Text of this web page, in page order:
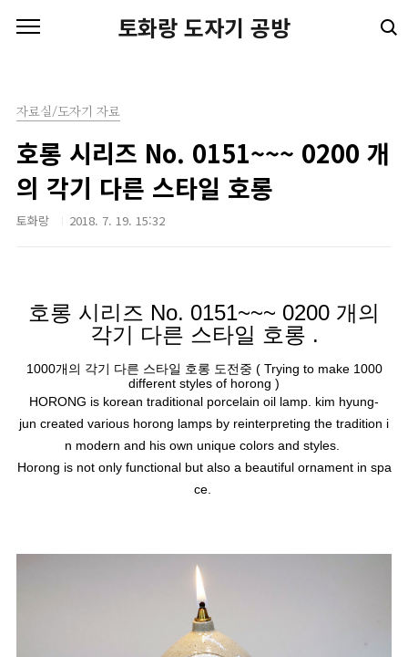
토화랑 도자기 공방
자료실/도자기 자료
호롱 시리즈 No. 0151~~~ 0200 개
의 각기 다른 스타일 호롱
토화랑 2018. 7. 19. 15:32
호롱 시리즈 No. 0151~~~ 0200 개의
각기 다른 스타일 호롱 .
1000개의 각기 다른 스타일 호롱 도전중 ( Trying to make 1000
different styles of horong )
HORONG is korean traditional porcelain oil lamp. kim hyung-
jun created various horong lamps by reinterpreting the tradition i
n modern and his own unique colors and styles.
Horong is not only functional but also a beautiful ornament in spa
ce.